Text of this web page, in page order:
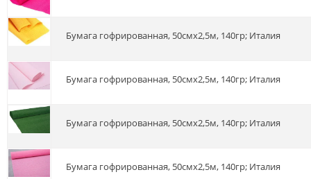
Бумага гофрированная, 50смх2,5м, 140гр; Италия
Бумага гофрированная, 50смх2,5м, 140гр; Италия
Бумага гофрированная, 50смх2,5м, 140гр; Италия
Бумага гофрированная, 50смх2,5м, 140гр; Италия